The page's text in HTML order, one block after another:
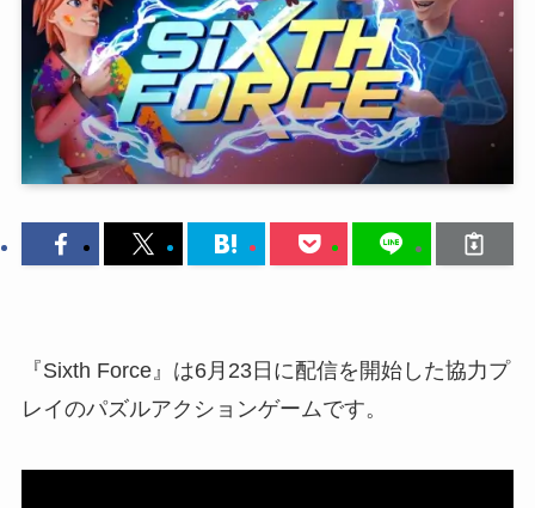
『Sixth Force』は6月23日に配信を開始した協力プ
レイのパズルアクションゲームです。